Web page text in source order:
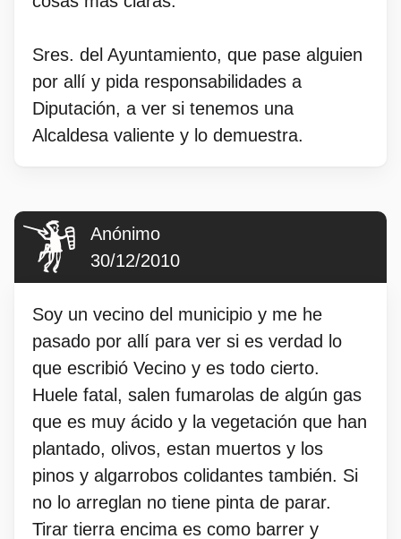
Sres. del Ayuntamiento, que pase alguien
por allí y pida responsabilidades a
Diputación, a ver si tenemos una
Alcaldesa valiente y lo demuestra.
Anónimo
30/12/2010
Soy un vecino del municipio y me he
pasado por allí para ver si es verdad lo
que escribió Vecino y es todo cierto.
Huele fatal, salen fumarolas de algún gas
que es muy ácido y la vegetación que han
plantado, olivos, estan muertos y los
pinos y algarrobos colidantes también. Si
no lo arreglan no tiene pinta de parar.
Tirar tierra encima es como barrer y